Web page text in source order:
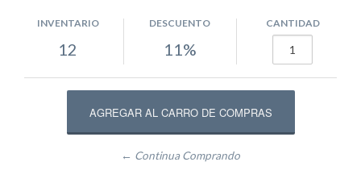
INVENTARIO
12
DESCUENTO
11%
CANTIDAD
← Continua Comprando